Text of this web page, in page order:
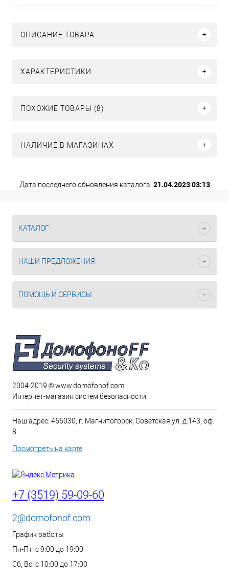
ОПИСАНИЕ ТОВАРА
ХАРАКТЕРИСТИКИ
ПОХОЖИЕ ТОВАРЫ (8)
НАЛИЧИЕ В МАГАЗИНАХ
Дата последнего обновления каталога: 21.04.2023 03:13
КАТАЛОГ
НАШИ ПРЕДЛОЖЕНИЯ
ПОМОЩЬ И СЕРВИСЫ
2004-2019 © www.domofonof.com
Интернет-магазин систем безопасности
Наш адрес: 455030, г. Магнитогорск, Советская ул. д.143, оф.
8
Посмотреть на карте
+7 (3519) 59-09-60
2@domofonof.com
График работы
Пн-Пт: с 9:00 до 19:00
Сб, Вс: с 10:00 до 17:00